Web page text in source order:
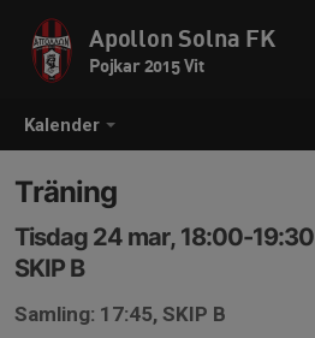
Kalender
Apollon Solna FK
Pojkar 2015 Vit
Träning
Tisdag 24 mar, 18:00-19:30
SKIP B
Samling: 17:45, SKIP B